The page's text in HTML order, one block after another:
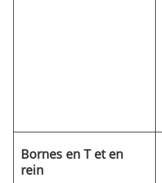
Bornes en T et en
rein